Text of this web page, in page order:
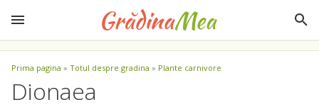
Prima pagina » Totul despre gradina » Plante carnivore
Dionaea